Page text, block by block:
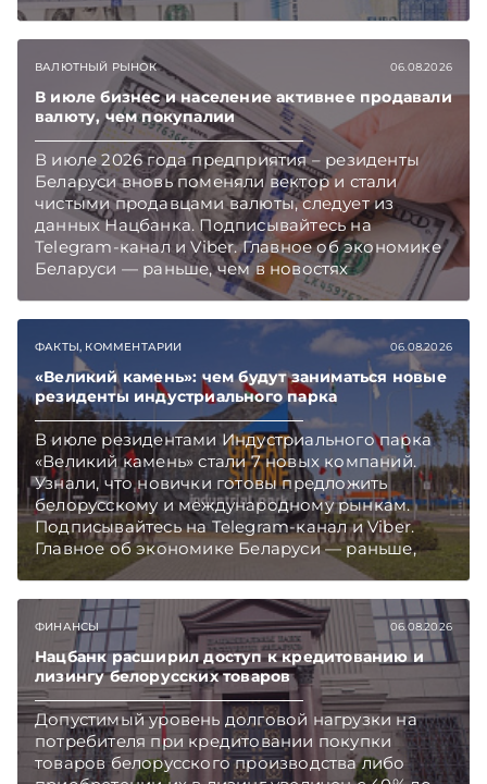
ВАЛЮТНЫЙ РЫНОК 06.08.2026
В июле бизнес и население активнее продавали
валюту, чем покупалии
В июле 2026 года предприятия – резиденты
Беларуси вновь поменяли вектор и стали
чистыми продавцами валюты, следует из
данных Нацбанка. Подписывайтесь на
Telegram‑канал и Viber. Главное об экономике
Беларуси — раньше, чем в новостях
ФАКТЫ, КОММЕНТАРИИ 06.08.2026
«Великий камень»: чем будут заниматься новые
резиденты индустриального парка
В июле резидентами Индустриального парка
«Великий камень» стали 7 новых компаний.
Узнали, что новички готовы предложить
белорусскому и международному рынкам.
Подписывайтесь на Telegram‑канал и Viber.
Главное об экономике Беларуси — раньше,
чем в новостях TelegramViber
ФИНАНСЫ 06.08.2026
Нацбанк расширил доступ к кредитованию и
лизингу белорусских товаров
Допустимый уровень долговой нагрузки на
потребителя при кредитовании покупки
товаров белорусского производства либо